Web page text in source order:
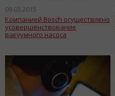
09.03.2015
Компанией Bosch осуществлено
усовершенствование
вакуумного насоса